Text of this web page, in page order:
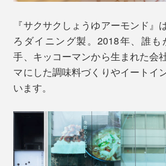
しょうゆを搾る前のしょうゆもろみ
おいしさの秘訣 3.
クセの少ないなたね油で、オイ
ーモンド粒やフリーズドライし
切っただけの「アボカドとトマト
れかけるだけで、香味豊かな一品
『サクサクしょうゆアーモンド』
ろダイニング製。2018年、誰
手、キッコーマンから生まれた会
マにした調味料づくりやイートイ
います。